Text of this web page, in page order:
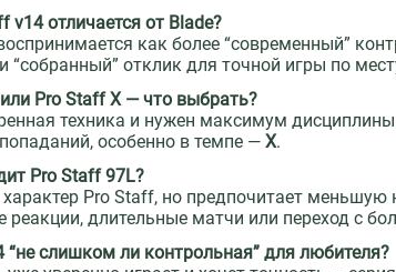
v14 отличается от Blade?
как более “современный”
“собранный” отклик для точной игры по
Pro Staff X — что выбрать?
техника и нужен максимум
особенно в темпе —X.
Pro Staff 97L?
характер Pro Staff, но предпочитает
реакции, длительные матчи или переход с
“не слишком ли контрольная” для любителя?